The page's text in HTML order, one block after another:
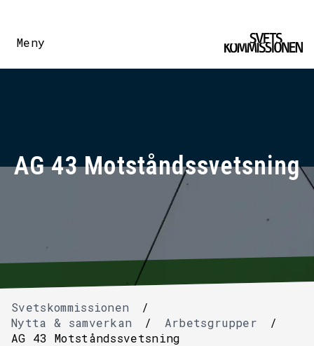
Meny
AG 43 Motståndssvetsning
Svetskommissionen
/
Nytta & samverkan
/ Arbetsgrupper
/
AG 43 Motståndssvetsning